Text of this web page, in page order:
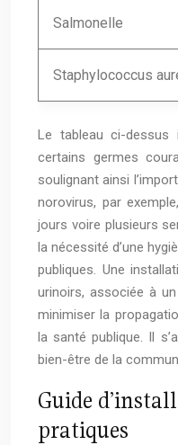
Salmonelle
Staphylococcus
Le tableau ci-
certains germes
soulignant ainsi
norovirus, par
jours voire plusieurs
la nécessité d’une
publiques. Une
urinoirs, associée à
minimiser la
la santé publique. Il
bien-être de la
Guide
pratiques